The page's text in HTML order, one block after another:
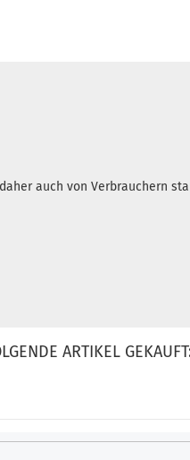
auch von Verbrauchern
ARTIKEL